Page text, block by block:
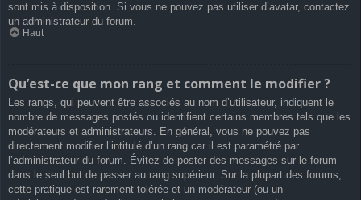
sont mis à disposition. Si vous ne pouvez pas utiliser d’avatar, contactez
un administrateur du forum.
Haut
Qu’est-ce que mon rang et comment le modifier ?
Les rangs, qui peuvent être associés au nom d’utilisateur, indiquent le
nombre de messages postés ou identifient certains membres tels que les
modérateurs et administrateurs. En général, vous ne pouvez pas
directement modifier l’intitulé d’un rang car il est paramétré par
l’administrateur du forum. Évitez de poster des messages sur le forum
dans le seul but de passer au rang supérieur. Sur la plupart des forums,
cette pratique est rarement tolérée et un modérateur (ou un